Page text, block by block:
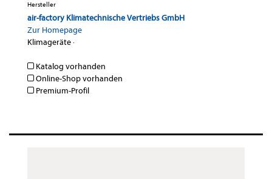
Hersteller
air-factory Klimatechnische Vertriebs GmbH
Zur Homepage
Klimageräte·
Katalog vorhanden
Online-Shop vorhanden
Premium-Profil